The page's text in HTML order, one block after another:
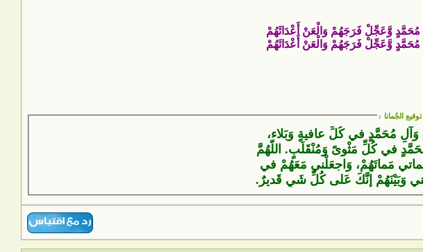
وَّعَجِّلْ فَرَجَهُمْ وَالْعَنْ أَعْدَائَهُمْ
وَّعَجِّلْ فَرَجَهُمْ وَالْعَنْ أَعْدَائَهُمْ
توقيع الجُمانا :
وَآلِ مُحَمَّدٍ في كُلِّ عافيةٍ وَبَلاء،
في كُلِّ مَثْوىً وَمُنْقَلَبٍ. اللّهُمَّ
مَماتَهُمْ، وَاجعَلْني مَعَهُمْ في
وَبَيْنَهُمْ إنَّكَ عَلى كُلِّ شَيٍ قَديرٌ.